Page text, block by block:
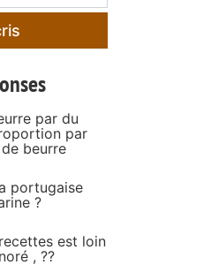
par du
par
beurre
portugaise
?
est loin
, ??